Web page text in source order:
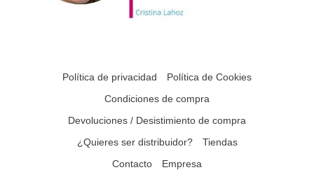
Política de privacidad
Política de Cookies
Condiciones de compra
Devoluciones / Desistimiento de compra
¿Quieres ser distribuidor?
Tiendas
Contacto
Empresa